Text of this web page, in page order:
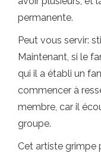
permanente.
Peut vous servir:
Maintenant, si le
qui il a établi un
commencer à
membre, car il
groupe.
Cet artiste grimpe